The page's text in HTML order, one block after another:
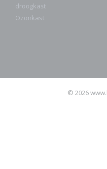
droogkast
Ozonkast
© 2026